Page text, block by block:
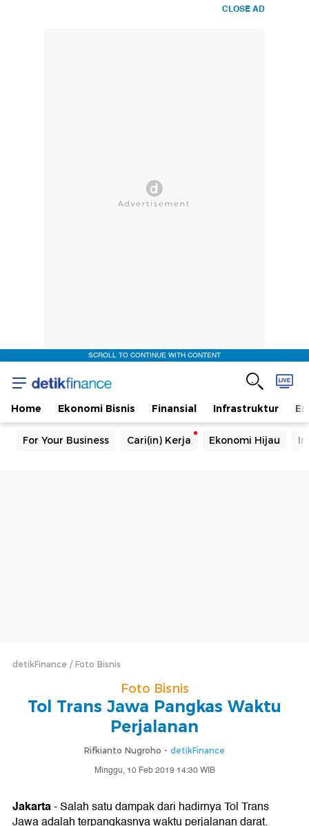
CLOSE AD
SCROLL TO CONTINUE WITH CONTENT
Home Ekonomi Bisnis Finansial Infrastruktur
For Your Business Cari(in) Kerja Ekonomi Hijau
detikFinance Foto Bisnis
Foto Bisnis
Tol Trans Jawa Pangkas Waktu
Perjalanan
Rifkianto Nugroho - detikFinance
Minggu, 10 Feb 2019 14:30 WIB
Jakarta- Salah satu dampak dari hadirnya Tol Trans
Jawa adalah terpangkasnya waktu perjalanan darat.